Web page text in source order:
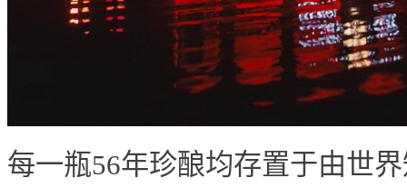
每一瓶56年珍酿均存置于由世